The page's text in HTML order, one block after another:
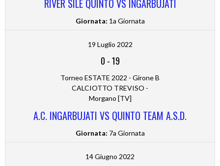
RIVER SILE QUINTO VS INGARBUJATI
Giornata: 1a Giornata
19 Luglio 2022
0 -19
Torneo ESTATE 2022 - Girone B
CALCIOTTO TREVISO -
Morgano [TV]
A.C. INGARBUJATI VS QUINTO TEAM A.S.D.
Giornata: 7a Giornata
14 Giugno 2022